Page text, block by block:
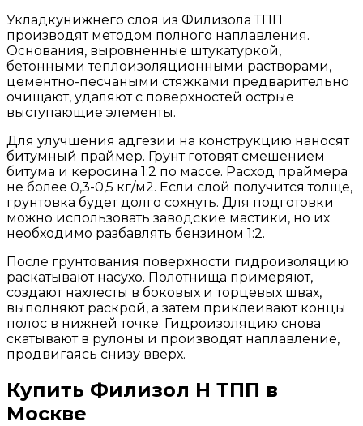
Укладкунижнего слоя из Филизола ТПП
производят методом полного наплавления.
Основания, выровненные штукатуркой,
бетонными теплоизоляционными растворами,
цементно-песчаными стяжками предварительно
очищают, удаляют с поверхностей острые
выступающие элементы.
Для улучшения адгезии на конструкцию наносят
битумный праймер. Грунт готовят смешением
битума и керосина 1:2 по массе. Расход праймера
не более 0,3-0,5 кг/м2. Если слой получится толще,
грунтовка будет долго сохнуть. Для подготовки
можно использовать заводские мастики, но их
необходимо разбавлять бензином 1:2.
После грунтования поверхности гидроизоляцию
раскатывают насухо. Полотнища примеряют,
создают нахлесты в боковых и торцевых швах,
выполняют раскрой, а затем приклеивают концы
полос в нижней точке. Гидроизоляцию снова
скатывают в рулоны и производят наплавление,
продвигаясь снизу вверх.
Купить Филизол Н ТПП в
Москве